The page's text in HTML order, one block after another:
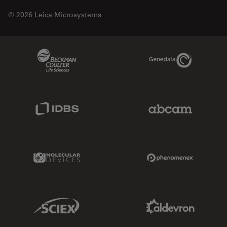
© 2026 Leica Microsystems
Genedata Link
Molecular Devices Link
Sciex Link